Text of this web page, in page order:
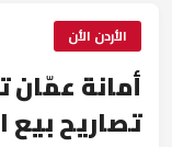
الأردن الأن
أمانة عمّان
تصاريح بيع